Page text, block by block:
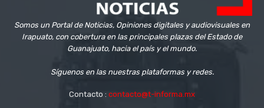
Somos un Portal de Noticias, Opiniones digitales y audiovisuales en
Irapuato, con cobertura en las principales plazas del Estado de
Guanajuato, hacia el país y el mundo.
Síguenos en las nuestras plataformas y redes.
Contacto : contacto@t-informa.mx